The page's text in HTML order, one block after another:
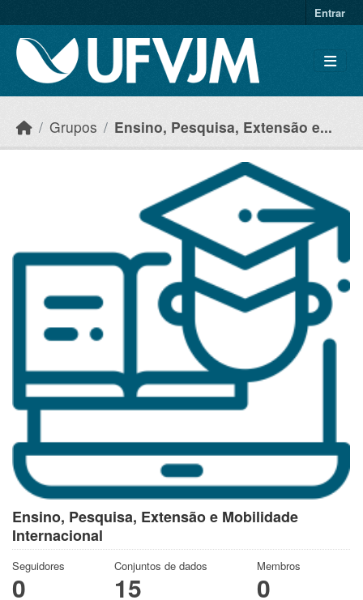
Entrar
Grupos Ensino, Pesquisa, Extensão e...
Ensino, Pesquisa, Extensão e Mobilidade
Internacional
Seguidores
0
Conjuntos de dados
15
Membros
0